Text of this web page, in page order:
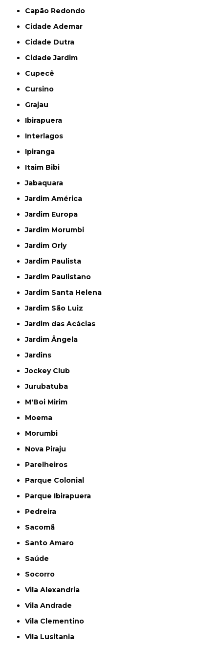
Capão Redondo
Cidade Ademar
Cidade Dutra
Cidade Jardim
Cupecê
Cursino
Grajau
Ibirapuera
Interlagos
Ipiranga
Itaim Bibi
Jabaquara
Jardim América
Jardim Europa
Jardim Morumbi
Jardim Orly
Jardim Paulista
Jardim Paulistano
Jardim Santa Helena
Jardim São Luiz
Jardim das Acácias
Jardim Ângela
Jardins
Jockey Club
Jurubatuba
M'Boi Mirim
Moema
Morumbi
Nova Piraju
Parelheiros
Parque Colonial
Parque Ibirapuera
Pedreira
Sacomã
Santo Amaro
Saúde
Socorro
Vila Alexandria
Vila Andrade
Vila Clementino
Vila Lusitania